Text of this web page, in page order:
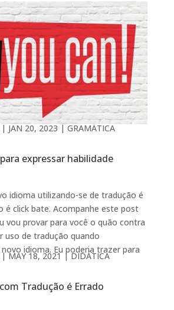
expressar habilidade
JAN 20, 2023|GRAMÁTICA
Tradução é Errado
MAY 18, 2021|DIDÁTICA
idioma utilizando-se de tradução é
é click bate. Acompanhe este post
vou provar para você o quão contra
uso de tradução quando
idioma. Eu poderia trazer para